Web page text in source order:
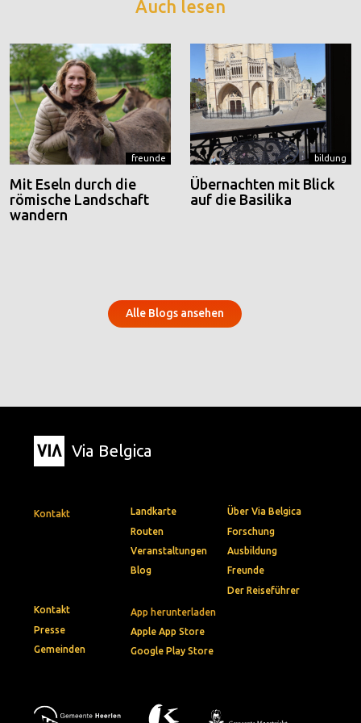
Auch lesen
freunde
Mit Eseln durch die
römische Landschaft
wandern
bildung
Übernachten mit Blick
auf die Basilika
Alle Blogs ansehen
Via Belgica
Kontakt
App herunterladen
Apple App Store
Google Play Store
Landkarte
Routen
Veranstaltungen
Blog
Über Via Belgica
Forschung
Ausbildung
Freunde
Der Reiseführer
Kontakt
Presse
Gemeinden